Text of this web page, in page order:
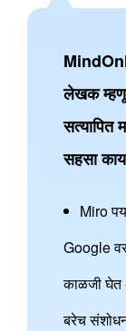
लेखक
सत्यापित
सहसा
Miro
Google वर
काळजी घेत
बरेच